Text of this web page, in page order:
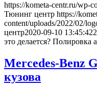
https://kometa-centr.ru/wp-
Тюнинг центр https://
content/uploads/2022/02/
центр2020-09-10 13:45:42
это делается?
Mercedes-Benz
кузова